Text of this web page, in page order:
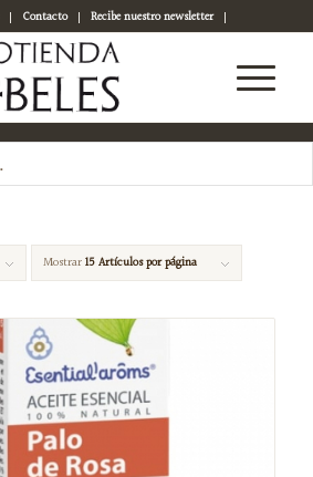
Contacto
Recibe nuestro newsletter
Acceso a tu cuenta
Mostrar15 Artículos por página